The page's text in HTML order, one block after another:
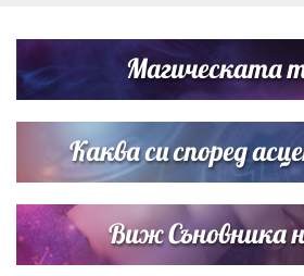
Списъкът е ясен: Джей Ло и Риана
сватбата на Роналдо
Магическата
Каква си според
Виж Съновника